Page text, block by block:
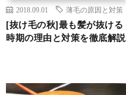
2018.09.01 薄毛の原因と対策
[抜け毛の秋]最も髪が抜ける
時期の理由と対策を徹底解説